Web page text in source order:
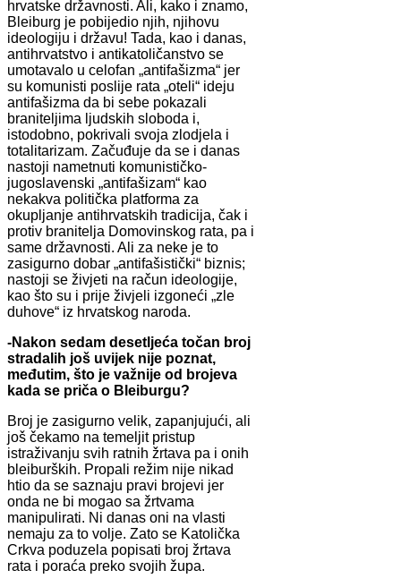
hrvatske državnosti. Ali, kako i znamo,
Bleiburg je pobijedio njih, njihovu
ideologiju i državu! Tada, kao i danas,
antihrvatstvo i antikatoličanstvo se
umotavalo u celofan „antifašizma“ jer
su komunisti poslije rata „oteli“ ideju
antifašizma da bi sebe pokazali
braniteljima ljudskih sloboda i,
istodobno, pokrivali svoja zlodjela i
totalitarizam. Začuđuje da se i danas
nastoji nametnuti komunističko-
jugoslavenski „antifašizam“ kao
nekakva politička platforma za
okupljanje antihrvatskih tradicija, čak i
protiv branitelja Domovinskog rata, pa i
same državnosti. Ali za neke je to
zasigurno dobar „antifašistički“ biznis;
nastoji se živjeti na račun ideologije,
kao što su i prije živjeli izgoneći „zle
duhove“ iz hrvatskog naroda.
-Nakon sedam desetljeća točan broj
stradalih još uvijek nije poznat,
međutim, što je važnije od brojeva
kada se priča o Bleiburgu?
Broj je zasigurno velik, zapanjujući, ali
još čekamo na temeljit pristup
istraživanju svih ratnih žrtava pa i onih
bleiburških. Propali režim nije nikad
htio da se saznaju pravi brojevi jer
onda ne bi mogao sa žrtvama
manipulirati. Ni danas oni na vlasti
nemaju za to volje. Zato se Katolička
Crkva poduzela popisati broj žrtava
rata i poraća preko svojih župa.